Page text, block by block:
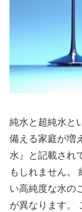
純水と超純水と
備える家庭が増
水』と記載され
もしれません。
い高純度な水の
が異なります。